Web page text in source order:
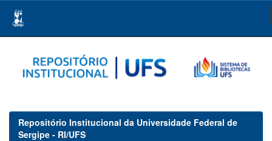
navigation
Repositório Institucional da Universidade Federal de
Sergipe - RI/UFS